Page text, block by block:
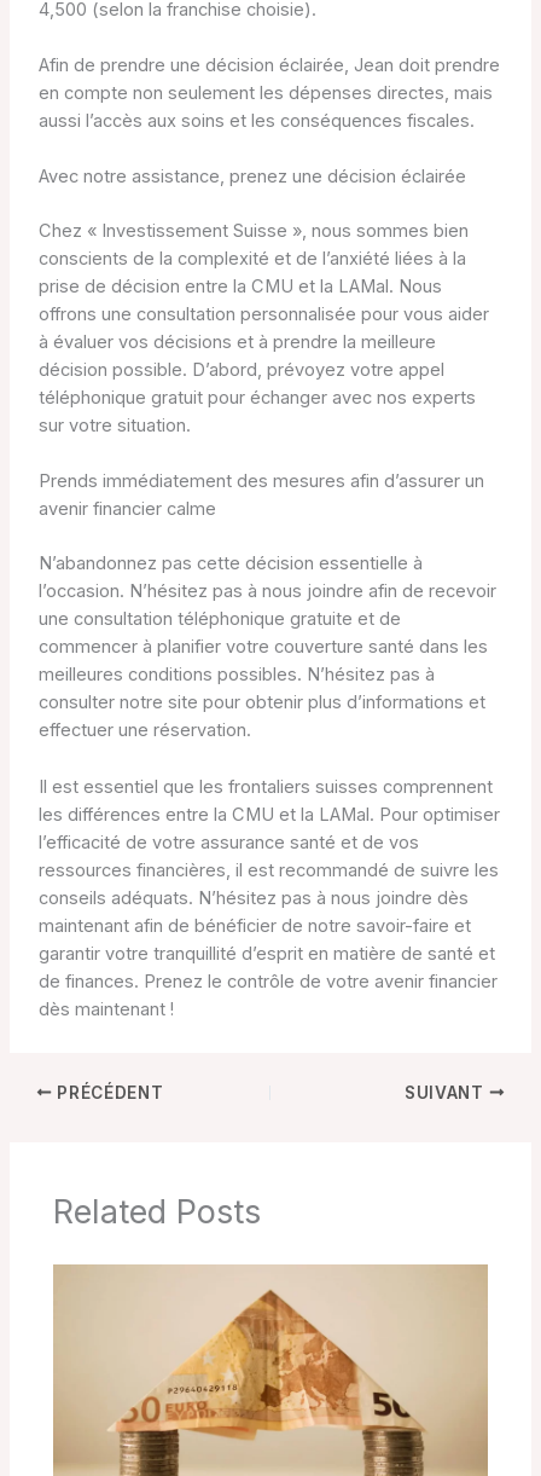
4,500 (selon la franchise choisie).
Afin de prendre une décision éclairée, Jean doit prendre
en compte non seulement les dépenses directes, mais
aussi l’accès aux soins et les conséquences fiscales.
Avec notre assistance, prenez une décision éclairée
Chez « Investissement Suisse », nous sommes bien
conscients de la complexité et de l’anxiété liées à la
prise de décision entre la CMU et la LAMal. Nous
offrons une consultation personnalisée pour vous aider
à évaluer vos décisions et à prendre la meilleure
décision possible. D’abord, prévoyez votre appel
téléphonique gratuit pour échanger avec nos experts
sur votre situation.
Prends immédiatement des mesures afin d’assurer un
avenir financier calme
N’abandonnez pas cette décision essentielle à
l’occasion. N’hésitez pas à nous joindre afin de recevoir
une consultation téléphonique gratuite et de
commencer à planifier votre couverture santé dans les
meilleures conditions possibles. N’hésitez pas à
consulter notre site pour obtenir plus d’informations et
effectuer une réservation.
Il est essentiel que les frontaliers suisses comprennent
les différences entre la CMU et la LAMal. Pour optimiser
l’efficacité de votre assurance santé et de vos
ressources financières, il est recommandé de suivre les
conseils adéquats. N’hésitez pas à nous joindre dès
maintenant afin de bénéficier de notre savoir-faire et
garantir votre tranquillité d’esprit en matière de santé et
de finances. Prenez le contrôle de votre avenir financier
dès maintenant !
PRÉCÉDENT SUIVANT
Related Posts